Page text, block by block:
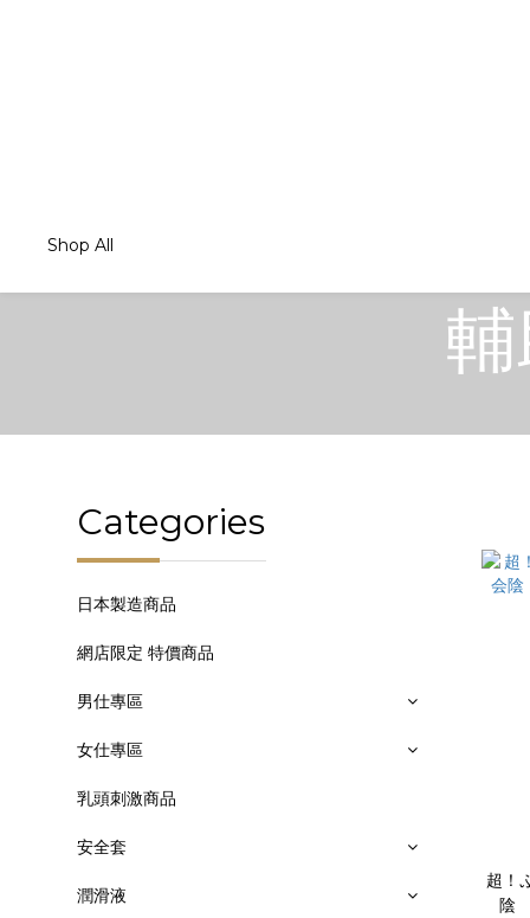
Shop All
Categories
日本製造商品
網店限定 特價商品
男仕專區
女仕專區
乳頭刺激商品
安全套
潤滑液
超！
陰